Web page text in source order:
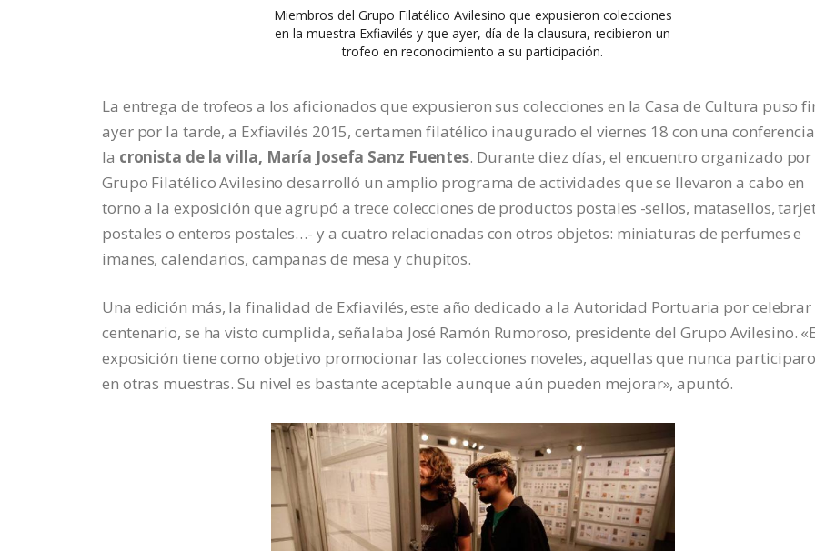
Miembros del Grupo Filatélico Avilesino que expusieron colecciones
en la muestra Exfiavilés y que ayer, día de la clausura, recibieron un
trofeo en reconocimiento a su participación.
La entrega de trofeos a los aficionados que expusieron sus colecciones en la Casa de Cultura puso
ayer por la tarde, a Exfiavilés 2015, certamen filatélico inaugurado el viernes 18 con una
la cronista de la villa, María Josefa Sanz Fuentes. Durante diez días, el encuentro organizado por
Grupo Filatélico Avilesino desarrolló un amplio programa de actividades que se llevaron a cabo en
torno a la exposición que agrupó a trece colecciones de productos postales -sellos, matasellos,
postales o enteros postales…- y a cuatro relacionadas con otros objetos: miniaturas de perfumes e
imanes, calendarios, campanas de mesa y chupitos.
Una edición más, la finalidad de Exfiavilés, este año dedicado a la Autoridad Portuaria por celebrar
centenario, se ha visto cumplida, señalaba José Ramón Rumoroso, presidente del Grupo Avilesino.
exposición tiene como objetivo promocionar las colecciones noveles, aquellas que nunca
en otras muestras. Su nivel es bastante aceptable aunque aún pueden mejorar», apuntó.